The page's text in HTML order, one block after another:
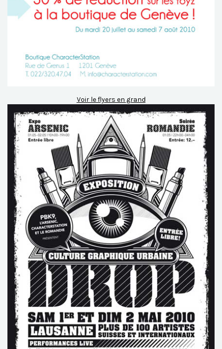
Voir le flyers en grand